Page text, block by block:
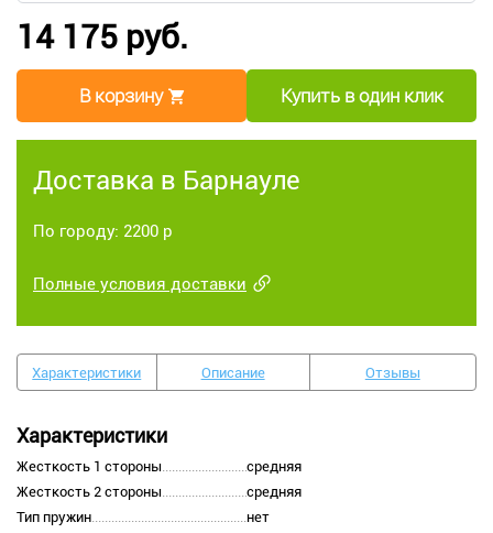
14 175 руб.
В корзину Купить в один клик
Доставка в Барнауле
По городу: 2200 р
Полные условия доставки
Характеристики Описание Отзывы
Характеристики
Жесткость 1 стороны
средняя
Жесткость 2 стороны
средняя
Тип пружин
нет